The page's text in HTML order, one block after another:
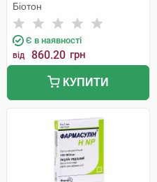
Біотон
Є в наявності
від 860.20 грн
КУПИТИ